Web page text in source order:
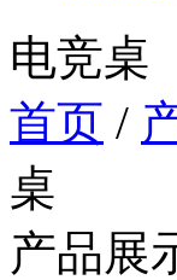
电竞桌
首页 /
桌
产品展